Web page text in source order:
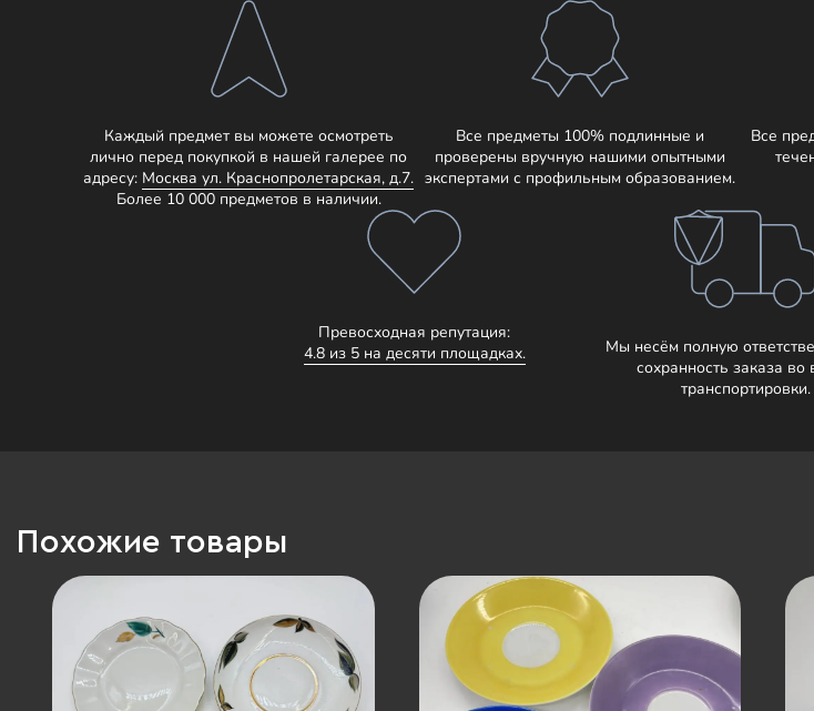
Каждый предмет вы можете осмотреть
лично перед покупкой в нашей галерее по
адресу: Москва ул. Краснопролетарская, д.7.
Более 10 000 предметов в наличии.
Все предметы 100% подлинные и
проверены вручную нашими опытными
экспертами с профильным образованием.
Все
Превосходная репутация:
4.8 из 5 на десяти площадках.
Мы несём полную
сохранность заказа во
транспортировки.
Похожие товары